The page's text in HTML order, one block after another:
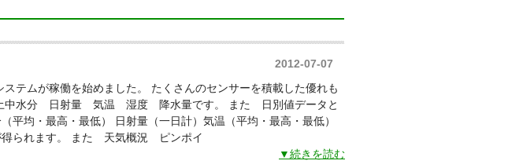
2012-07-07
テムが稼働を始めました。 たくさんのセンサーを積載した優れも
水分 日射量 気温 湿度 降水量です。 また 日別値データと
均・最高・最低） 日射量（一日計）気温（平均・最高・最低）
得られます。 また 天気概況 ピンポイ
▼続きを読む